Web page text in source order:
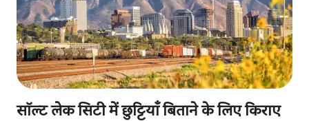
सॉल्ट लेक सिटी में छुट्टियाँ बिताने के लिए किराए